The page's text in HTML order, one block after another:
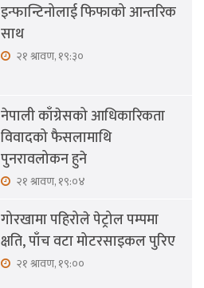
इन्फान्टिनोलाई फिफाको आन्तरिक
साथ
२१ श्रावण, १९:३०
नेपाली काँग्रेसको आधिकारिकता
विवादको फैसलामाथि
पुनरावलोकन हुने
२१ श्रावण, १९:०४
गोरखामा पहिरोले पेट्रोल पम्पमा
क्षति, पाँच वटा मोटरसाइकल पुरिए
२१ श्रावण, १९:००